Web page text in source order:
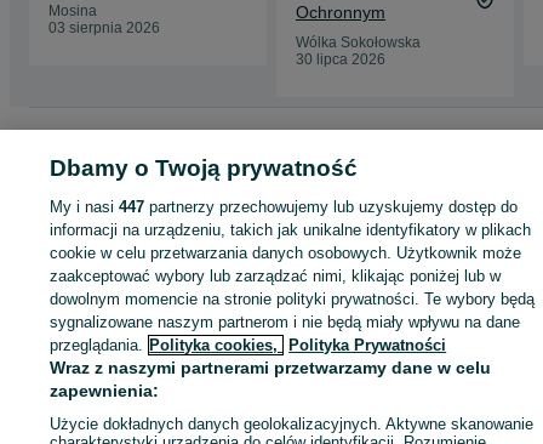
Mosina
03 sierpnia 2026
Ochronnym
Wólka Sokołowska
30 lipca 2026
Mazowieckie
Osobowe - Błonie
KATEGORIA
1067033595 Wyświetlenia:
Zadzwoń / SMS Wyślij wiadomość
Dbamy o Twoją prywatność
My i nasi447 partnerzy przechowujemy lub uzyskujemy dostęp do
informacji na urządzeniu, takich jak unikalne identyfikatory w plikach
cookie w celu przetwarzania danych osobowych. Użytkownik może
zaakceptować wybory lub zarządzać nimi, klikając poniżej lub w
dowolnym momencie na stronie polityki prywatności. Te wybory będą
sygnalizowane naszym partnerom i nie będą miały wpływu na dane
przeglądania. Polityka cookies, Polityka Prywatności
Wraz z naszymi partnerami przetwarzamy dane w celu
zapewnienia:
Użycie dokładnych danych geolokalizacyjnych. Aktywne skanowanie